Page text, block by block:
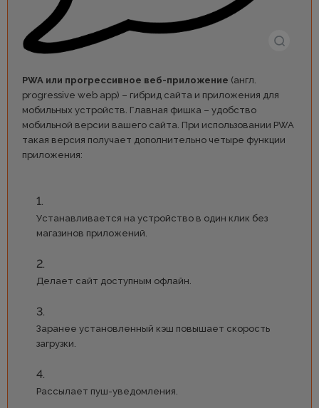
PWA или прогрессивное веб-приложение (англ.
progressive web app) – гибрид сайта и приложения для
мобильных устройств. Главная фишка – удобство
мобильной версии вашего сайта. При использовании PWA
такая версия получает дополнительно четыре функции
приложения:
Устанавливается на устройство в один клик без
магазинов приложений.
Делает сайт доступным офлайн.
Заранее установленный кэш повышает скорость
загрузки.
Рассылает пуш-уведомления.